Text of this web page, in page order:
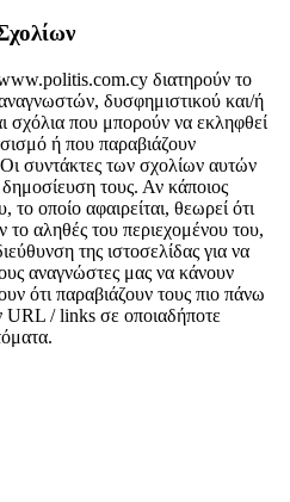
www.politis.com.cy διατηρούν το
δυσφημιστικού και/ή
σχόλια που μπορούν να εκληφθεί
ή που παραβιάζουν
συντάκτες των σχολίων αυτών
τους. Αν κάποιος
οποίο αφαιρείται, θεωρεί ότι
το αληθές του περιεχομένου του,
της ιστοσελίδας για να
αναγνώστες μας να κάνουν
ότι παραβιάζουν τους πιο πάνω
URL / links σε οποιαδήποτε